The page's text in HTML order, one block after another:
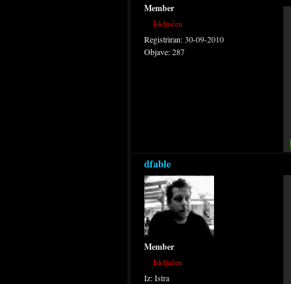
Member
Isključen
Registriran:30-09-2010
Objave:287
dfable
Member
Isključen
Iz:Istra